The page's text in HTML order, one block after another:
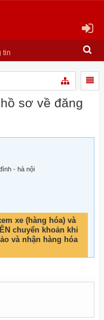
tin
sơ về đăng
- hà nội
xe (hàng hóa) và
chuyển khoản khi
và nhận hàng hóa